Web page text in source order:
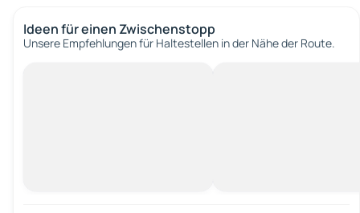
Ideen für einen Zwischenstopp
Unsere Empfehlungen für Haltestellen in der Nähe der Route.